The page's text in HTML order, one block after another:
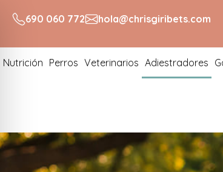
690 060 772 hola@chrisgiribets.com
Nutrición Perros Veterinarios Adiestradores